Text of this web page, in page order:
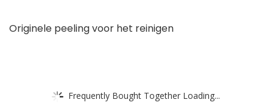
Originele peeling voor het reinigen
Frequently Bought Together Loading...